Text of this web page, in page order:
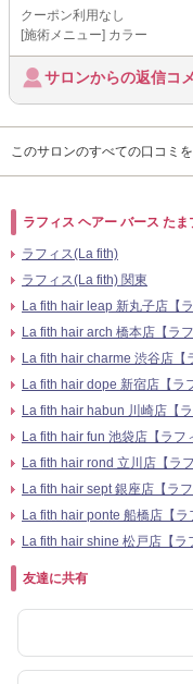
クーポン利用なし
[施術メニュー] カラー
サロンからの返信コ
このサロンのすべての口コミ
ラフィス ヘアー バース た
ラフィス(La fith)
ラフィス(La fith) 関東
La fith hair leap 新丸子店【
La fith hair arch 橋本店【
La fith hair charme 渋谷店【
La fith hair dope 新宿店【ラ
La fith hair habun 川崎店【
La fith hair fun 池袋店【ラフ
La fith hair rond 立川店【ラ
La fith hair sept 銀座店【ラ
La fith hair ponte 船橋店【ラ
La fith hair shine 松戸店【ラ
友達に共有